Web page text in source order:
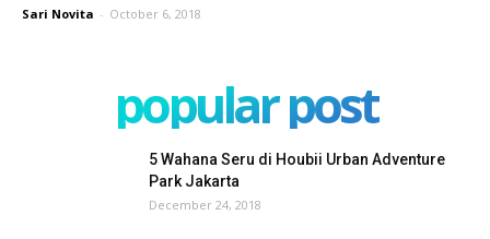
Sari Novita - October 6, 2018
popular post
5 Wahana Seru di Houbii Urban Adventure
Park Jakarta
December 24, 2018